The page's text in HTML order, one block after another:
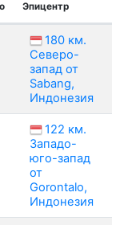
Эпицентр
180 км.
Северо-
запад от
Sabang,
Индонезия
122 км.
Западо-
юго-запад
от
Gorontalo,
Индонезия